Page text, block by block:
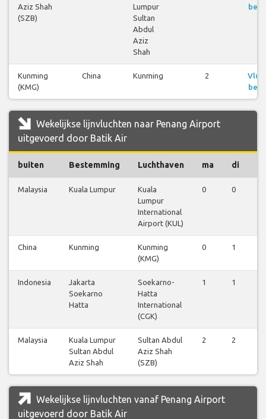
Aziz Shah
(SZB)
Lumpur
Sultan
Abdul
Aziz
Shah
Kunming
(KMG)
China Kunming 2
Wekelijkse lijnvluchten naar Penang Airport
uitgevoerd door Batik Air
buiten Bestemming Luchthaven ma di
Malaysia Kuala Lumpur
Kuala
Lumpur
International
Airport (KUL)
0 0
China Kunming
Kunming
(KMG)
0 1
Indonesia
Jakarta
Soekarno
Hatta
Soekarno-
Hatta
International
(CGK)
1 1
Malaysia
Kuala Lumpur
Sultan Abdul
Aziz Shah
Sultan Abdul
Aziz Shah
(SZB)
2 2
Wekelijkse lijnvluchten vanaf Penang Airport
uitgevoerd door Batik Air